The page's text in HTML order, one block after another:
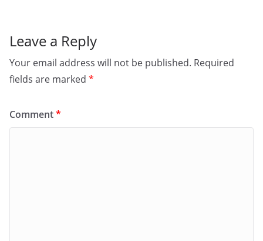
Leave a Reply
Your email address will not be published. Required
fields are marked *
Comment*